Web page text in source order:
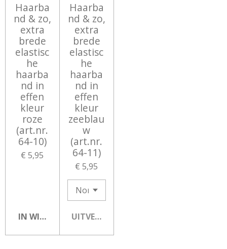
Haarba
nd & zo,
extra
brede
elastisc
he
haarba
nd in
effen
kleur
roze
(art.nr.
64-10)
€ 5,95
IN WINKELWAGEN
Haarba
nd & zo,
extra
brede
elastisc
he
haarba
nd in
effen
kleur
zeeblau
w
(art.nr.
64-11)
€ 5,95
UITVERKOCHT